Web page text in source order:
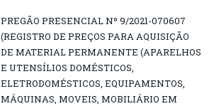
PREGÃO PRESENCIAL Nº 9/2021-070607
(REGISTRO DE PREÇOS PARA AQUISIÇÃO
DE MATERIAL PERMANENTE (APARELHOS
E UTENSÍLIOS DOMÉSTICOS,
ELETRODOMÉSTICOS, EQUIPAMENTOS,
MÁQUINAS, MOVEIS, MOBILIÁRIO EM